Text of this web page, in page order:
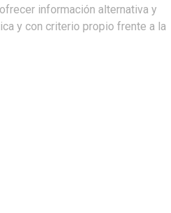
información alternativa y
y con criterio propio frente a la